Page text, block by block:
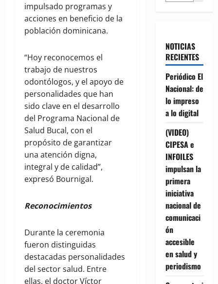
impulsado programas y
acciones en beneficio de la
población dominicana.
“Hoy reconocemos el
trabajo de nuestros
odontólogos, y el apoyo de
personalidades que han
sido clave en el desarrollo
del Programa Nacional de
Salud Bucal, con el
propósito de garantizar
una atención digna,
integral y de calidad”,
expresó Bournigal.
Reconocimientos
Durante la ceremonia
fueron distinguidas
destacadas personalidades
del sector salud. Entre
ellas, el doctor Víctor
NOTICIAS
RECIENTES
Periódico El
Nacional: de
lo impreso
a lo digital
(VIDEO)
CIPESA e
INFOILES
impulsan la
primera
iniciativa
nacional de
comunicaci
ón
accesible
en salud y
periodismo